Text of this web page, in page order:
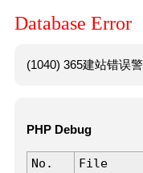
Database Error
(1040) 365建站错误
PHP Debug
No. File